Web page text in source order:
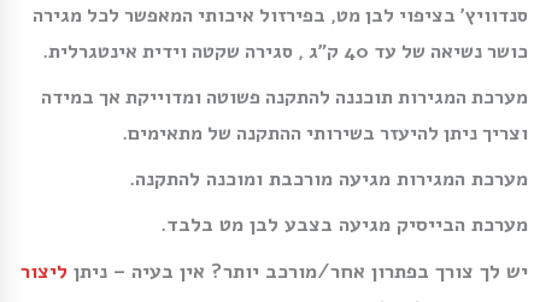
סנדוויץ’ בציפוי לבן מט, בפירזול איכותי המאפשר לכל מגירה
כושר נשיאה של עד 40 ק”ג , סגירה שקטה וידית אינטגרלית.
מערכת המגירות תוכננה להתקנה פשוטה ומדוייקת אך במידה
וצריך ניתן להיעזר בשירותי ההתקנה של מתאימים.
מערכת המגירות מגיעה מורכבת ומוכנה להתקנה.
מערכת הבייסיק מגיעה בצבע לבן מט בלבד.
יש לך צורך בפתרון אחר/מורכב יותר? אין בעיה – ניתן ליצור